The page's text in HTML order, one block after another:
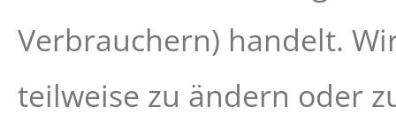
Verbrauchern) handelt.
teilweise zu ändern oder